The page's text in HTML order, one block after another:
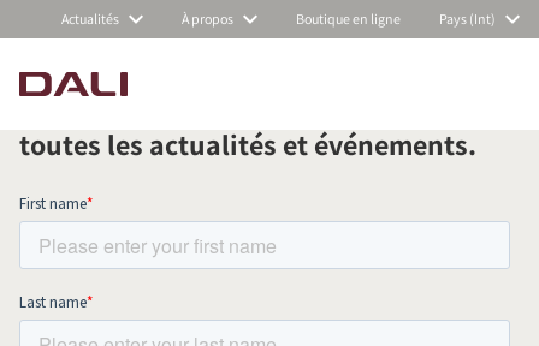
Actualités À propos Boutique en ligne Pays (Int)
COMPARER LES PRODUITS
Abonnez-vous à notre newsletter
mensuelle et restez au courant de
toutes les actualités et événements.